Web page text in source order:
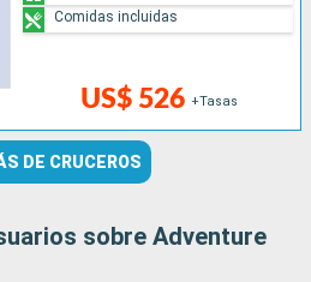
US$ 526 +Tasas
Comidas incluidas
DE CRUCEROS
sobre Adventure